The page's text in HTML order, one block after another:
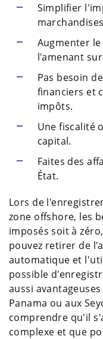
Simplifier
Augmenter
l'amenant
Pas besoin
financiers et
impôts.
Une fiscalité
capital.
Faites des
État.
Lors de
zone offshore, les
imposés soit à
pouvez retirer de
automatique et
possible
aussi
Panama ou aux
comprendre qu'il
complexe et que